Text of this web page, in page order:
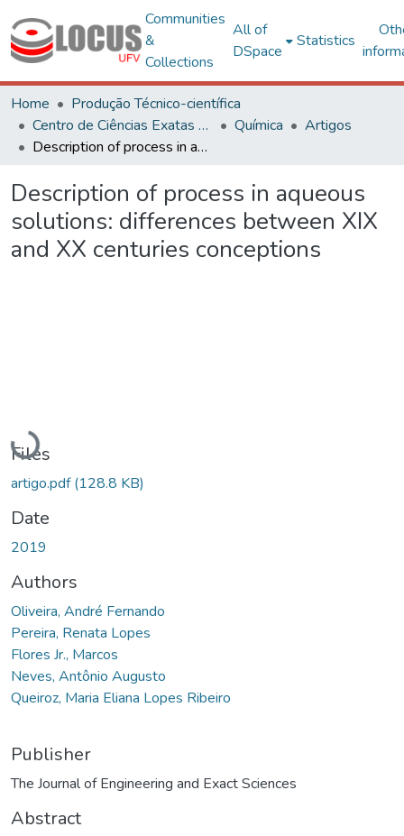
Communities
&
Collections
All of
DSpace
Statistics
Home
Produção Técnico-científica
Centro de Ciências Exatas e Tecnológicas
Química
Artigos
Description of process in aqueous solutions: differences between XIX and XX centuries conceptions
Description of process in aqueous
solutions: differences between XIX
and XX centuries conceptions
Loading...
Files
artigo.pdf(128.8 KB)
Date
2019
Authors
Oliveira, André Fernando
Pereira, Renata Lopes
Flores Jr., Marcos
Neves, Antônio Augusto
Queiroz, Maria Eliana Lopes Ribeiro
Publisher
The Journal of Engineering and Exact Sciences
Abstract